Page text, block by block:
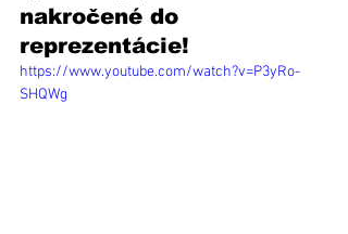
nakročené do
reprezentácie!
https://www.youtube.com/watch?v=P3yRo-
SHQWg